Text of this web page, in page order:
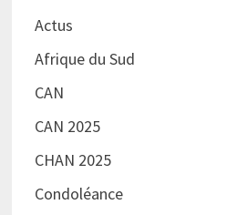
Actus
Afrique du Sud
CAN
CAN 2025
CHAN 2025
Condoléance